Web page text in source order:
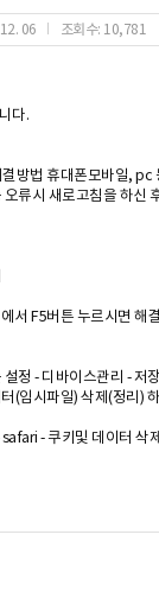
06 조회수: 10,781
다.
방법 휴대폰모바일, pc
류시 새로고침을 하신
서 F5버튼 누르시면 해결
정 - 디바이스관리 - 저
(임시파일) 삭제(정리)
- 쿠키및 데이터 삭